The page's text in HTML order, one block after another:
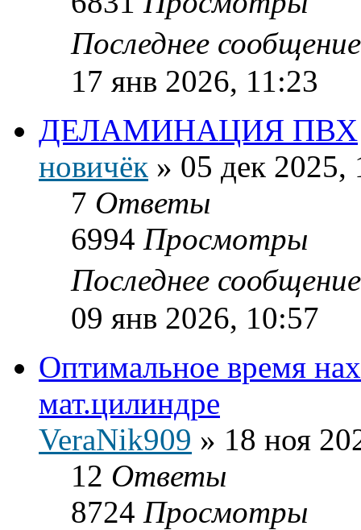
Последнее
17 янв 2026, 11:23
ДЕЛАМИНАЦИЯ ПВХ
новичёк » 05 дек 2025,
7 Ответы
6994 Просмотры
Последнее
09 янв 2026, 10:57
Оптимальное время
мат.цилиндре
VerаNik909 » 18 ноя
12 Ответы
8724 Просмотры